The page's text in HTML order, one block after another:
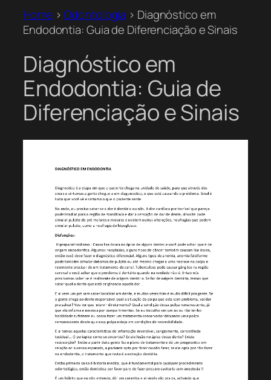
Home >Odontologia > Diagnóstico em
Endodontia: Guia de Diferenciação e Sinais
Diagnóstico em
Endodontia: Guia de
Diferenciação e Sinais